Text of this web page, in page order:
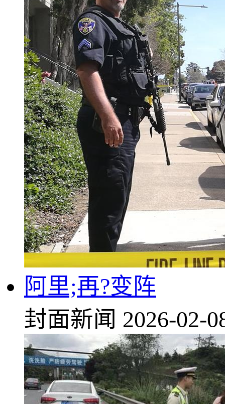
阿里;再?变阵
封面新闻 2026-02-